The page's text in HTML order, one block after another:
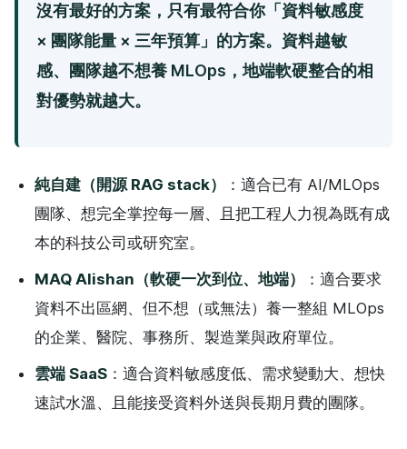
沒有最好的方案，只有最符合你「資料敏感度
× 團隊能量 × 三年預算」的方案。資料越敏
感、團隊越不想養 MLOps，地端軟硬整合的相
對優勢就越大。
純自建（開源 RAG stack）
：適合已有 AI/MLOps
團隊、想完全掌控每一層、且把工程人力視為既有成
本的科技公司或研究室。
MAQ Alishan（軟硬一次到位、地端）
：適合要求
資料不出區網、但不想（或無法）養一整組 MLOps
的企業、醫院、事務所、製造業與政府單位。
雲端 SaaS：適合資料敏感度低、需求變動大、想快
速試水溫、且能接受資料外送與長期月費的團隊。